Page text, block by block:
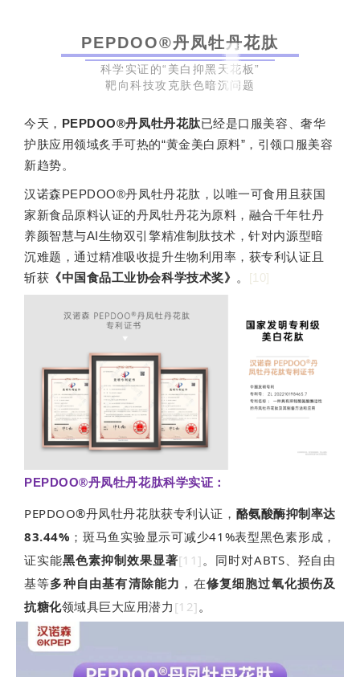
PEPDOO®丹凤牡丹花肽
科学实证的“美白抑黑天花板”
靶向科技攻克肤色暗沉问题
今天， PEPDOO®丹凤牡丹花肽已经是口服美容、奢华
护肤应用领域炙手可热的“黄金美白原料”，引领口服美容
新趋势。
汉诺森PEPDOO®丹凤牡丹花肽，以唯一可食用且获国
家新食品原料认证的丹凤牡丹花为原料，融合千年牡丹
养颜智慧与AI生物双引擎精准制肽技术，针对内源型暗
沉难题，通过精准吸收提升生物利用率，获专利认证且
斩获 《中国食品工业协会科学技术奖》 。 [10]
PEPDOO®丹凤牡丹花肽科学实证：
PEPDOO®丹凤牡丹花肽获专利认证， 酪氨酸酶抑制率达
83.44% ；斑马鱼实验显示可减少41%表型黑色素形成，
证实能黑色素抑制效果显著[11]。同时对ABTS、羟自由
基等多种自由基有清除能力 ，在修复细胞过氧化损伤及
抗糖化领域具巨大应用潜力 [12]。